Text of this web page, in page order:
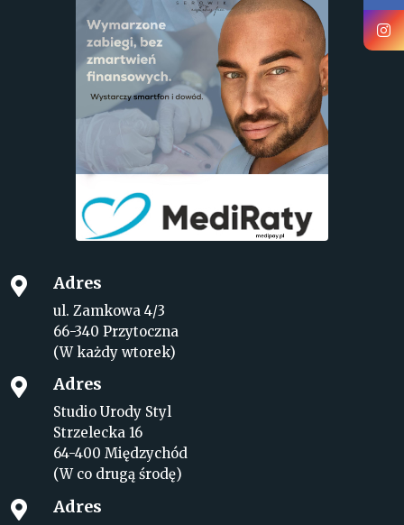
 Adres
ul. Zamkowa 4/3
66-340 Przytoczna
(W każdy wtorek)
 Adres
Studio Urody Styl
Strzelecka 16
64-400 Międzychód
(W co drugą środę)
 Adres